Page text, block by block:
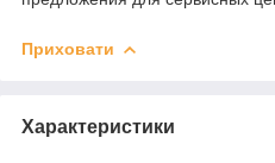
Приховати
Характеристики